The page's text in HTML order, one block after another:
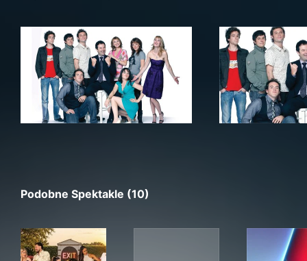
Podobne Spektakle (10)